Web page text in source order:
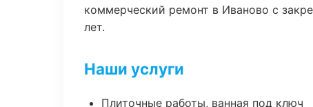
коммерческий ремонт в Иваново с
лет.
Наши услуги
Плиточные работы, ванная под ключ